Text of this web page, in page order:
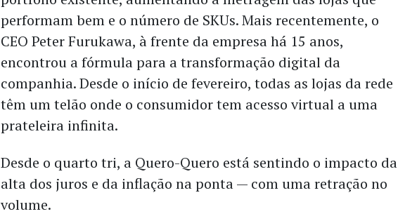
performam bem e o número de SKUs. Mais recentemente, o
CEO Peter Furukawa, à frente da empresa há 15 anos,
encontrou a fórmula para a transformação digital da
companhia. Desde o início de fevereiro, todas as lojas da rede
têm um telão onde o consumidor tem acesso virtual a uma
prateleira infinita.
Desde o quarto tri, a Quero-Quero está sentindo o impacto da
alta dos juros e da inflação na ponta — com uma retração no
volume.